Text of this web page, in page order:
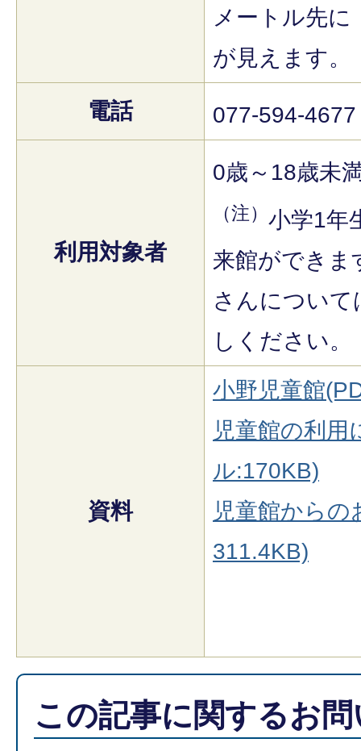
メートル先に
が見えます。
電話 077-594-4677
利用対象者
0歳～18歳未
（注） 小学1年
来館ができま
さんについて
しください。
資料
小野児童館
児童館の利用
ル:170KB)
児童館からの
311.4KB)
この記事に関するお